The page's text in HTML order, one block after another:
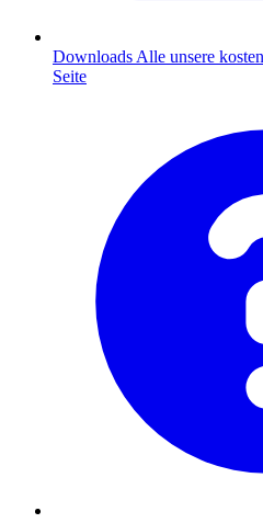
Downloads Alle unsere
Seite